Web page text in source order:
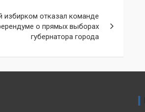
избирком отказал команде
о прямых выборах
губернатора города